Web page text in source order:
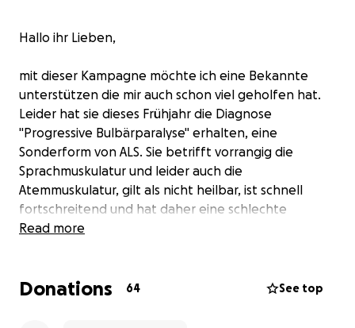
Hallo ihr Lieben,
mit dieser Kampagne möchte ich eine Bekannte
unterstützen die mir auch schon viel geholfen hat.
Leider hat sie dieses Frühjahr die Diagnose
"Progressive Bulbärparalyse" erhalten, eine
Sonderform von ALS. Sie betrifft vorrangig die
Sprachmuskulatur und leider auch die
Atemmuskulatur, gilt als nicht heilbar, ist schnell
fortschreitend und hat daher eine schlechte
Prognose.
Kinder, die Jüngste ist gerade von der Grundschule in
Read more
Donations 64 See top